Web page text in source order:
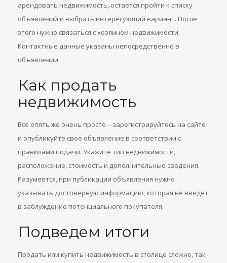
арендовать недвижимость, остается пройти к списку
объявлений и выбрать интересующий вариант. После
этого нужно связаться с хозяином недвижимости.
Контактные данные указаны непосредственно в
объявлении.
Как продать
недвижимость
Все опять же очень просто – зарегистрируйтесь на сайте
и опубликуйте свое объявление в соответствии с
правилами подачи. Укажите тип недвижимости,
расположение, стоимость и дополнительные сведения.
Разумеется, при публикации объявления нужно
указывать достоверную информацию, которая не введет
в заблуждение потенциального покупателя.
Подведем итоги
Продать или купить недвижимость в столице сложно, так